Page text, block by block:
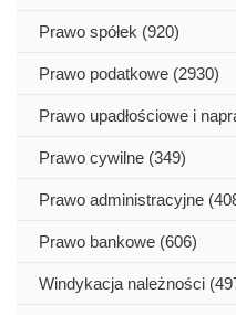
Prawo spółek (920)
Prawo podatkowe (2930)
Prawo upadłościowe i
Prawo cywilne (349)
Prawo administracyjne
Prawo bankowe (606)
Windykacja należności